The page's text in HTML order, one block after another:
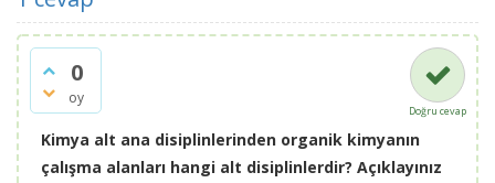
0
oy
Doğru cevap
Kimya alt ana disiplinlerinden organik kimyanın
çalışma alanları hangi alt disiplinlerdir? Açıklayınız